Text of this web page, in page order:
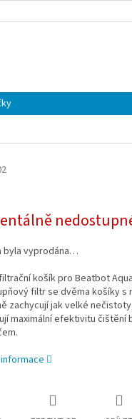
byla vyprodána…
košík pro Beatbot
filtr se dvěma košíky s
zachycují jak velké
maximální efektivitu čištění